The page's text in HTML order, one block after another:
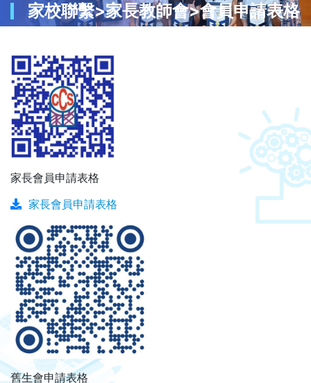
家校聯繫>家長教師會>會員申請表格
家長會員申請表格
家長會員申請表格
舊生會申請表格